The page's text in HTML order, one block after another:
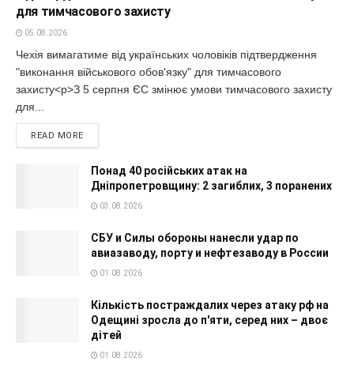
для тимчасового захисту
05.08.2026
Чехія вимагатиме від українських чоловіків підтвердження
"виконання військового обов'язку" для тимчасового
захисту<p>З 5 серпня ЄС змінює умови тимчасового захисту
для...
READ MORE
Понад 40 російських атак на
Дніпропетровщину: 2 загиблих, 3 поранених
03.08.2026
СБУ и Силы обороны нанесли удар по
авиазаводу, порту и нефтезаводу в России
01.08.2026
Кількість постраждалих через атаку рф на
Одещині зросла до п'яти, серед них – двоє
дітей
01.08.2026